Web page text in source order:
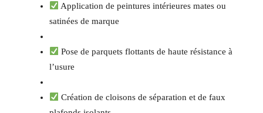
Application de peintures intérieures mates ou
satinées de marque
Pose de parquets flottants de haute résistance à
l’usure
Création de cloisons de séparation et de faux